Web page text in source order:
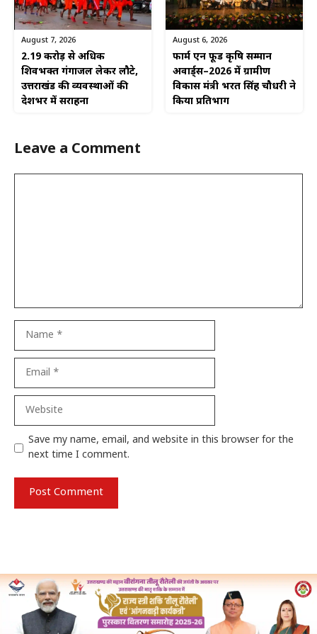
August 7, 2026
2.19 करोड़ से अधिक
शिवभक्त गंगाजल लेकर लौटे,
उत्तराखंड की व्यवस्थाओं की
देशभर में सराहना
August 6, 2026
फार्म एन फूड कृषि सम्मान
अवार्ड्स–2026 में ग्रामीण
विकास मंत्री भरत सिंह चौधरी ने
किया प्रतिभाग
Leave a Comment
Website
Save my name, email, and website in this browser for the
next time I comment.